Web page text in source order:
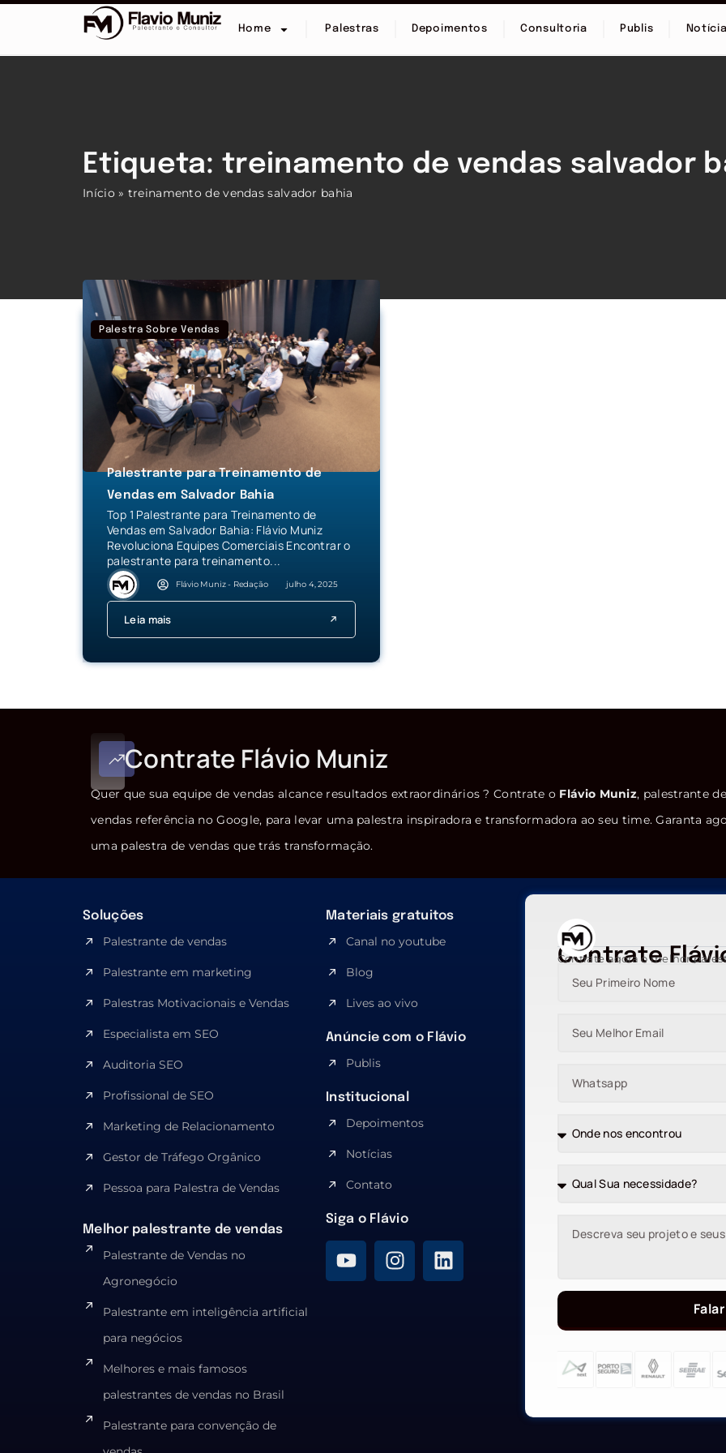
Home Palestras Depoimentos Consultoria Publis
Etiqueta: treinamento de vendas salvador
Início » treinamento de vendas salvador bahia
Palestra Sobre Vendas
Palestrante para Treinamento de
Vendas em Salvador Bahia
Top 1 Palestrante para Treinamento de
Vendas em Salvador Bahia: Flávio Muniz
Revoluciona Equipes Comerciais Encontrar o
palestrante para treinamento...
Flávio Muniz - Redação julho 4, 2025
Leia mais
Contrate Flávio Muniz
Quer que sua equipe de vendas alcance resultados extraordinários ? Contrate o Flávio Muniz, palestrante de
vendas referência no Google, para levar uma palestra inspiradora e transformadora ao seu time. Garanta
uma palestra de vendas que trás transformação.
Soluções
Palestrante de vendas
Palestrante em marketing
Palestras Motivacionais e Vendas
Especialista em SEO​
Auditoria SEO
Profissional de SEO
Marketing de Relacionamento
Gestor de Tráfego Orgânico
Pessoa para Palestra de Vendas
Melhor palestrante de vendas
Palestrante de Vendas no
Agronegócio
Palestrante em inteligência artificial
para negócios
Melhores e mais famosos
palestrantes de vendas no Brasil
Palestrante para convenção de
Materiais gratuitos
Canal no youtube
Blog
Lives ao vivo
Anúncie com o Flávio
Publis
Institucional
Depoimentos
Notícias
Contato
Siga o Flávio
Contrate
Contrate agora o melhor